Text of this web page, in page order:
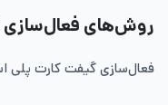
روش‌های فعال‌سازی
فعال‌سازی گیفت کارت پلی استیشن به 2 روش